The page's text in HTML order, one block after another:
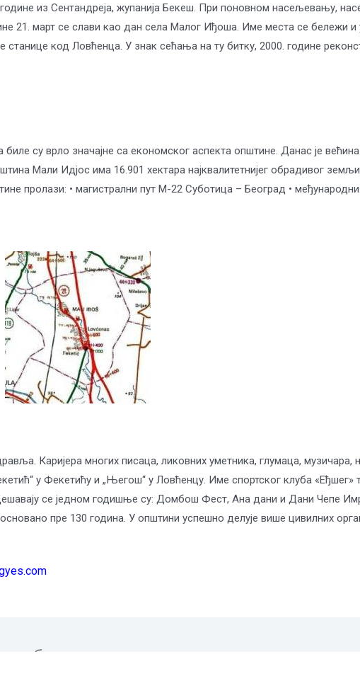
из Сентандреја, жупанија Бекеш. При поновном насељевању,
21. март се слави као дан села Малог Иђоша. Име места се бележи и
код Ловћенца. У знак сећања на ту битку, 2000. године
су врло значајне са економског аспекта општине. Данас је
Мали Идјос има 16.901 хектара најквалитетнијег обрадивог
• магистрални пут М-22 Суботица – Београд • међународни
Каријера многих писаца, ликовних уметника, глумаца, музичара,
у Фекетићу и „Његош“ у Ловћенцу. Име спортског клуба «Еђшег»
се једном годишње су: Домбош Фест, Ана дани и Дани Чепе
пре 130 година. У општини успешно делује више цивилних
управни округ